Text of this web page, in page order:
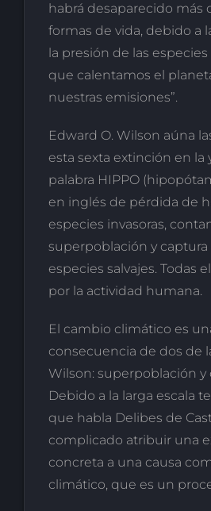
habrá desaparecido más
formas de vida, debido a
la presión de las especies
que calentamos el
nuestras emisiones”.
Edward O. Wilson aúna
esta sexta extinción en la
palabra HIPPO
en inglés de pérdida de
especies invasoras,
superpoblación y captura
especies salvajes. Todas
por la actividad humana.
El cambio climático es
consecuencia de dos de
Wilson: superpoblación
Debido a la larga escala
que habla Delibes de
complicado atribuir una
concreta a una causa
climático, que es un